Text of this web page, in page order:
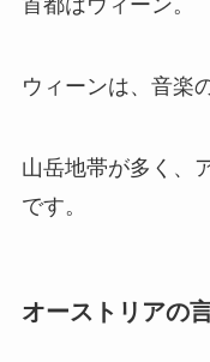
ウィーンは、音楽
山岳地帯が多く、
です。
オーストリアの